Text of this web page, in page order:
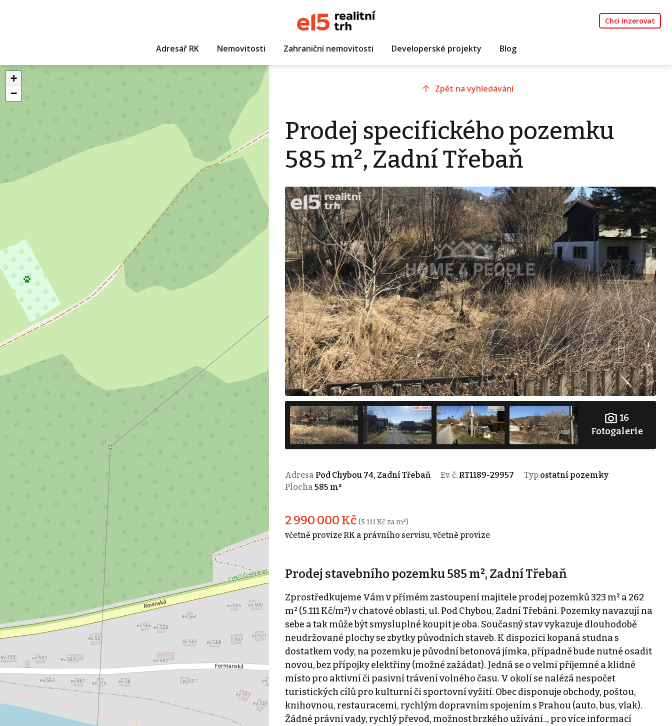
Chci inzerovat
Adresář RK Nemovitosti Zahraniční nemovitosti Developerské projekty Blog
+
−
Zpět na vyhledávání
Prodej specifického pozemku
585 m², Zadní Třebaň
16
Fotogalerie
Adresa Pod Chybou 74, Zadní Třebaň Ev. č. RT1189-29957 Typ ostatní pozemky
Plocha 585 m²
2 990 000 Kč (5 111 Kč za m²)
včetně provize RK a právního servisu, včetně provize
Prodej stavebního pozemku 585 m², Zadní Třebaň
Zprostředkujeme Vám v přímém zastoupení majitele prodej pozemků 323 m² a 262
m² (5.111 Kč/m²) v chatové oblasti, ul. Pod Chybou, Zadní Třebáni. Pozemky navazují na
sebe a tak může být smysluplné koupit je oba. Současný stav vykazuje dlouhodobě
neudržované plochy se zbytky původních staveb. K dispozici kopaná studna s
dostatkem vody, na pozemku je původní betonová jímka, případně bude nutné osadit
novou, bez přípojky elektřiny (možné zažádat). Jedná se o velmi příjemné a klidné
místo pro aktivní či pasivní trávení volného času. V okolí se nalézá nespočet
turistických cílů pro kulturní či sportovní vyžití. Obec disponuje obchody, poštou,
knihovnou, restauracemi, rychlým dopravním spojením s Prahou (auto, bus, vlak).
Žádné právní vady, rychlý převod, možnost brzkého užívání.., pro více informací